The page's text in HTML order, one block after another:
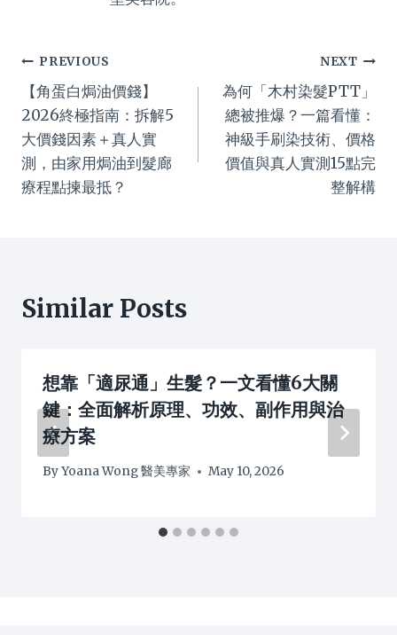
Post
navigation
PREVIOUS
【角蛋白焗油價錢】
2026終極指南：拆解5
大價錢因素＋真人實
測，由家用焗油到髮廊
療程點揀最抵？
NEXT
為何「木村染髮PTT」
總被推爆？一篇看懂：
神級手刷染技術、價格
價值與真人實測15點完
整解構
Similar Posts
想靠「適尿通」生髮？一文看懂6大關
鍵：全面解析原理、功效、副作用與治
療方案
ByYoana Wong 醫美專家 May 10, 2026